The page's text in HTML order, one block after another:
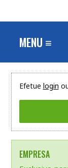
MENU ≡
Efetue login
EMPRESA